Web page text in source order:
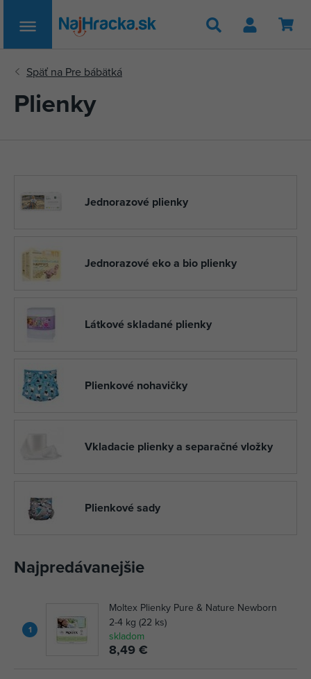
Hľadať
Plienky
Jednorazové plienky
Jednorazové eko a bio plienky
Látkové skladané plienky
Plienkové nohavičky
Vkladacie plienky a separačné vložky
Plienkové sady
Najpredávanejšie
1
Moltex Plienky Pure & Nature Newborn
2-4 kg (22 ks)
skladom
8,49 €